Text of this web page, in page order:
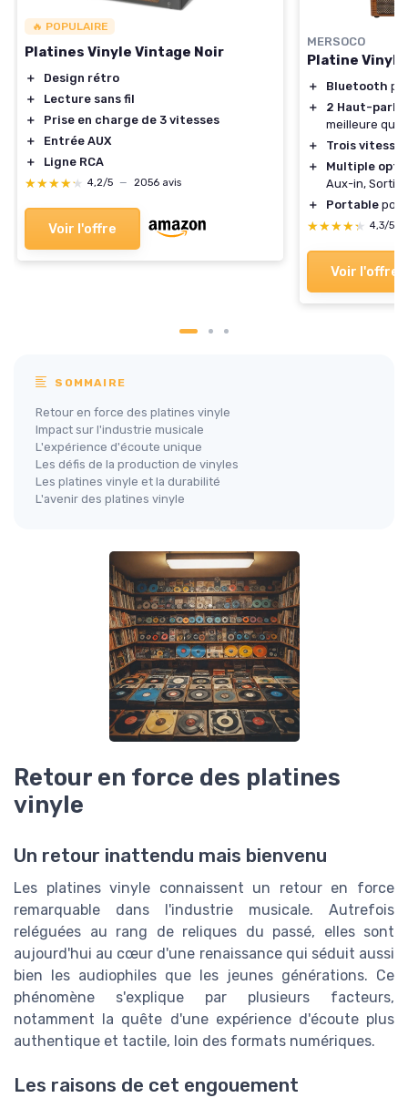
🔥 POPULAIRE
Platines Vinyle Vintage Noir
＋
Design rétro
＋
Lecture sans fil
＋
Prise en charge de 3 vitesses
＋
Entrée AUX
＋
Ligne RCA
★★★★★
★★★★★ 4,2/5 — 2056 avis
Voir l'offre
MERSOCO
Platine
＋ Bluetooth
＋
2 Haut-
meilleure
＋
Trois vitesses
＋
Multiple
Aux-in, Sortie
＋
Portable
★★★★★
★★★★★ 4,3/5
Voir l'offre
SOMMAIRE
Retour en force des platines vinyle
Impact sur l'industrie musicale
L'expérience d'écoute unique
Les défis de la production de vinyles
Les platines vinyle et la durabilité
L'avenir des platines vinyle
Retour en force des platines
vinyle
Un retour inattendu mais bienvenu
Les platines vinyle connaissent un retour en force
remarquable dans l'industrie musicale. Autrefois
reléguées au rang de reliques du passé, elles sont
aujourd'hui au cœur d'une renaissance qui séduit aussi
bien les audiophiles que les jeunes générations. Ce
phénomène s'explique par plusieurs facteurs,
notamment la quête d'une expérience d'écoute plus
authentique et tactile, loin des formats numériques.
Les raisons de cet engouement